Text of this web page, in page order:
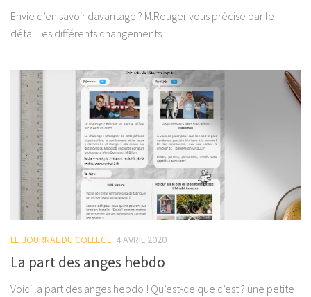
Envie d’en savoir davantage ? M.Rouger vous précise par le
détail les différents changements :
LE JOURNAL DU COLLEGE 4 AVRIL 2020
La part des anges hebdo
Voici la part des anges hebdo ! Qu’est-ce que c’est ? une petite